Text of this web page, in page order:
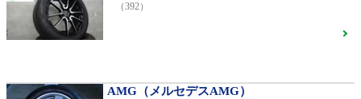
2018年モデル 車検 走行23,500km
【中古タイヤ美品】ピレリPゼロネロ255/30/20 5分山1
（392）
AMG（メルセデスAMG）